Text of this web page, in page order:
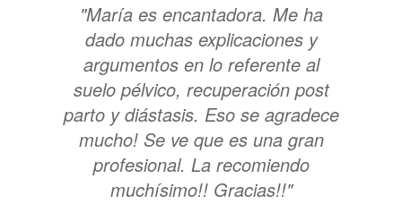
"María es encantadora. Me ha
dado muchas explicaciones y
argumentos en lo referente al
suelo pélvico, recuperación post
parto y diástasis. Eso se agradece
mucho! Se ve que es una gran
profesional. La recomiendo
muchísimo!! Gracias!!"